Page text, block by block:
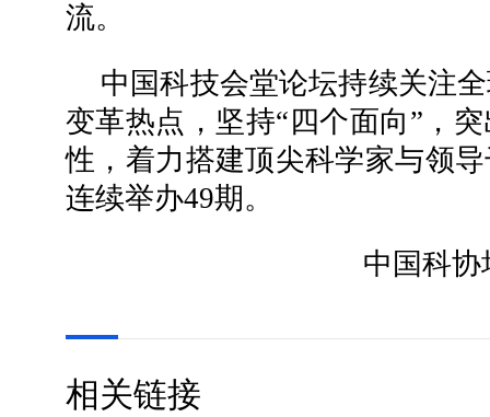
流。
中国科技会堂论坛持续关注
变革热点，坚持“四个面向”，
性，着力搭建顶尖科学家与领
连续举办49期。
中国科
相关链接